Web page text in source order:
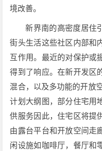
境改善。
新界南的高密度居住
街头生活这些社区内部和
互作用。最近的对保护或
得到了响应。在新开发区
混合，以及多功能的开放
计划大纲图，部分住宅用
供服务因此，住宅区将提
由露台平台和开放空间走
闲设施如咖啡厅，餐厅和